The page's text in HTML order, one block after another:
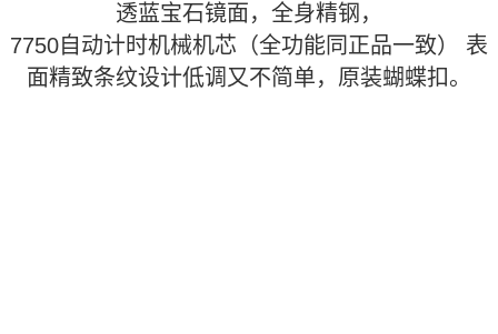
透蓝宝石镜面，全身精钢，
7750自动计时机械机芯（全功能同正品一致） 表
面精致条纹设计低调又不简单，原装蝴蝶扣。